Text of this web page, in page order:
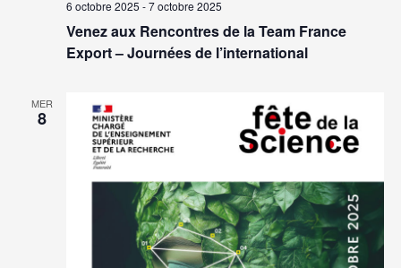
Venez aux Rencontres de la Team France
Export – Journées de l’international
6 octobre 2025 -7 octobre 2025
MER
8